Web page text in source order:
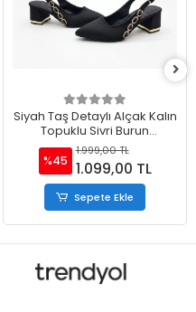
Siyah Taş Detaylı Alçak Kalın
Topuklu Sivri Burun
Ayakkabı
%45
1.999,00 TL
1.099,00 TL
Sepete Ekle